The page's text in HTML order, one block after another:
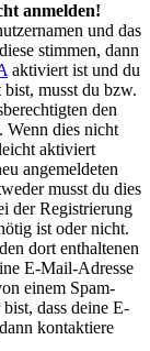
anmelden!
und das
stimmen, dann
aktiviert ist und du
bist, musst du bzw.
den
Wenn dies nicht
aktiviert
angemeldeten
musst du dies
der Registrierung
ist oder nicht.
dort enthaltenen
E-Mail-Adresse
einem Spam-
dass deine E-
kontaktiere